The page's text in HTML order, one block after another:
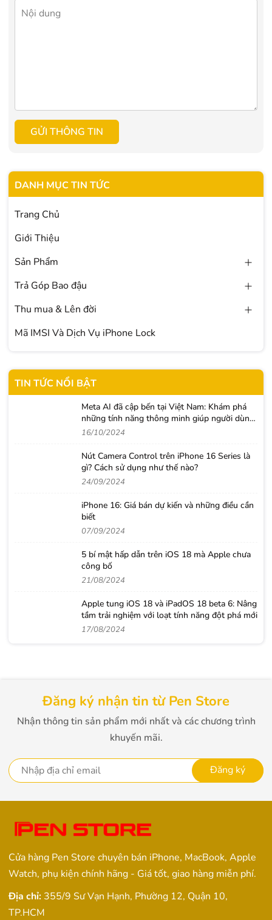
GỬI THÔNG TIN
DANH MỤC TIN TỨC
Trang Chủ
Giới Thiệu
Sản Phẩm
Trả Góp Bao đậu
Thu mua & Lên đời
Mã IMSI Và Dịch Vụ iPhone Lock
TIN TỨC NỔI BẬT
Meta AI đã cập bến tại Việt Nam: Khám phá
những tính năng thông minh giúp người dùng
nâng tầm trải nghiệm
16/10/2024
Nút Camera Control trên iPhone 16 Series là
gì? Cách sử dụng như thế nào?
24/09/2024
iPhone 16: Giá bán dự kiến và những điều cần
biết
07/09/2024
5 bí mật hấp dẫn trên iOS 18 mà Apple chưa
công bố
21/08/2024
Apple tung iOS 18 và iPadOS 18 beta 6: Nâng
tầm trải nghiệm với loạt tính năng đột phá mới
17/08/2024
Đăng ký nhận tin từ Pen Store
Nhận thông tin sản phẩm mới nhất và các chương trình
khuyến mãi.
Đăng ký
Cửa hàng Pen Store chuyên bán iPhone, MacBook, Apple
Watch, phụ kiện chính hãng - Giá tốt, giao hàng miễn phí.
Địa chỉ: 355/9 Sư Vạn Hạnh, Phường 12, Quận 10,
TP.HCM